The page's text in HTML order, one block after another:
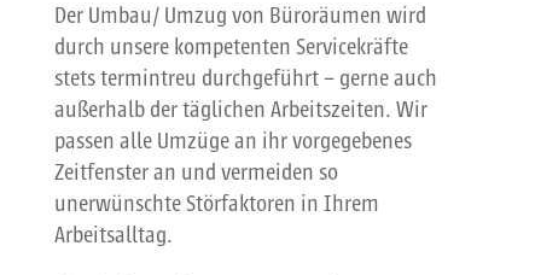
Der Umbau/ Umzug von Büroräumen wird
durch unsere kompetenten Servicekräfte
stets termintreu durchgeführt – gerne auch
außerhalb der täglichen Arbeitszeiten. Wir
passen alle Umzüge an ihr vorgegebenes
Zeitfenster an und vermeiden so
unerwünschte Störfaktoren in Ihrem
Arbeitsalltag.